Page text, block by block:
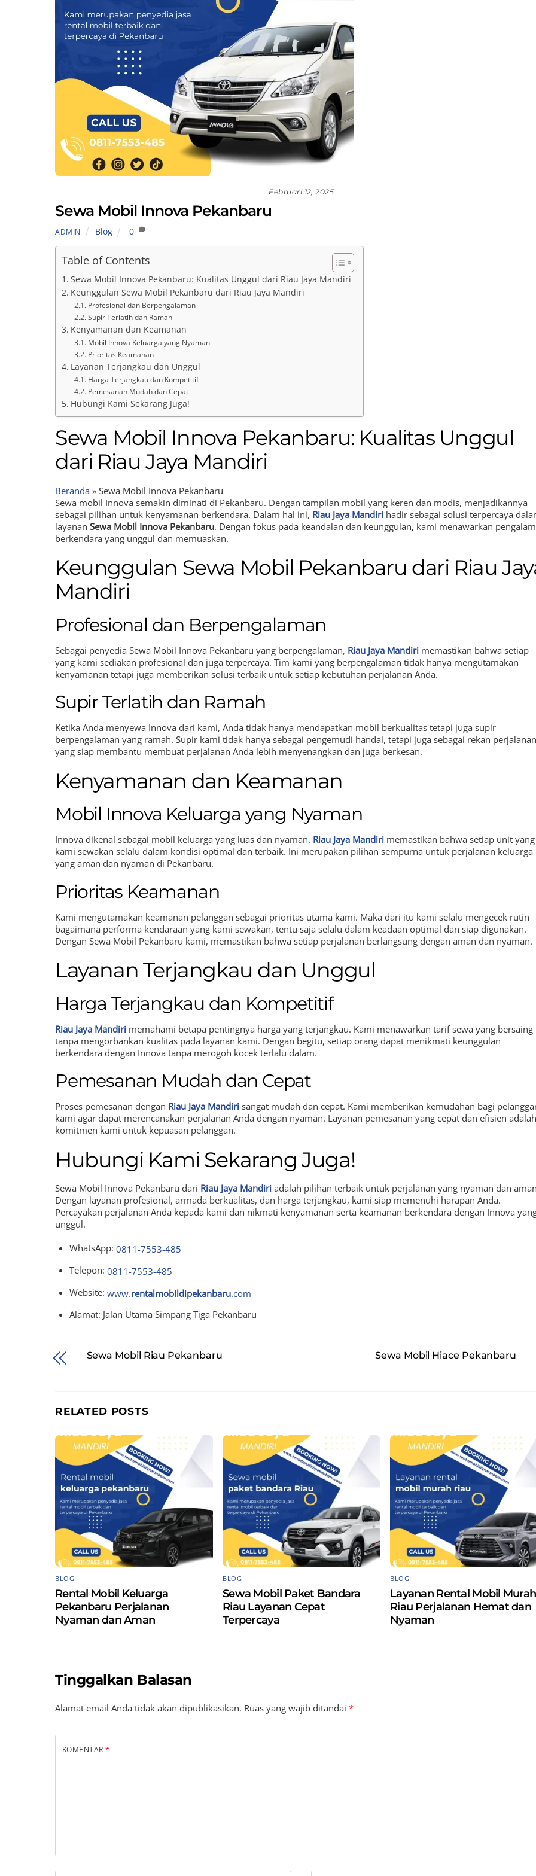
Februari 12, 2025
Sewa Mobil Innova Pekanbaru
ADMIN Blog 0
Table of Contents
Sewa Mobil Innova Pekanbaru: Kualitas Unggul dari Riau Jaya Mandiri
Keunggulan Sewa Mobil Pekanbaru dari Riau Jaya Mandiri
Profesional dan Berpengalaman
Supir Terlatih dan Ramah
Kenyamanan dan Keamanan
Mobil Innova Keluarga yang Nyaman
Prioritas Keamanan
Layanan Terjangkau dan Unggul
Harga Terjangkau dan Kompetitif
Pemesanan Mudah dan Cepat
Hubungi Kami Sekarang Juga!
Sewa Mobil Innova Pekanbaru: Kualitas Unggul
dari Riau Jaya Mandiri
Beranda » Sewa Mobil Innova Pekanbaru
Sewa mobil Innova semakin diminati di Pekanbaru. Dengan tampilan mobil yang keren dan modis, menjadikannya
sebagai pilihan untuk kenyamanan berkendara. Dalam hal ini, Riau Jaya Mandiri hadir sebagai solusi terpercaya
layanan Sewa Mobil Innova Pekanbaru. Dengan fokus pada keandalan dan keunggulan, kami menawarkan
berkendara yang unggul dan memuaskan.
Keunggulan Sewa Mobil Pekanbaru dari Riau
Mandiri
Profesional dan Berpengalaman
Sebagai penyedia Sewa Mobil Innova Pekanbaru yang berpengalaman, Riau Jaya Mandiri memastikan bahwa setiap
yang kami sediakan profesional dan juga terpercaya. Tim kami yang berpengalaman tidak hanya mengutamakan
kenyamanan tetapi juga memberikan solusi terbaik untuk setiap kebutuhan perjalanan Anda.
Supir Terlatih dan Ramah
Ketika Anda menyewa Innova dari kami, Anda tidak hanya mendapatkan mobil berkualitas tetapi juga supir
berpengalaman yang ramah. Supir kami tidak hanya sebagai pengemudi handal, tetapi juga sebagai rekan perjalanan
yang siap membantu membuat perjalanan Anda lebih menyenangkan dan juga berkesan.
Kenyamanan dan Keamanan
Mobil Innova Keluarga yang Nyaman
Innova dikenal sebagai mobil keluarga yang luas dan nyaman. Riau Jaya Mandiri memastikan bahwa setiap unit yang
kami sewakan selalu dalam kondisi optimal dan terbaik. Ini merupakan pilihan sempurna untuk perjalanan keluarga
yang aman dan nyaman di Pekanbaru.
Prioritas Keamanan
Kami mengutamakan keamanan pelanggan sebagai prioritas utama kami. Maka dari itu kami selalu mengecek rutin
bagaimana performa kendaraan yang kami sewakan, tentu saja selalu dalam keadaan optimal dan siap digunakan.
Dengan Sewa Mobil Pekanbaru kami, memastikan bahwa setiap perjalanan berlangsung dengan aman dan nyaman.
Layanan Terjangkau dan Unggul
Harga Terjangkau dan Kompetitif
Riau Jaya Mandiri memahami betapa pentingnya harga yang terjangkau. Kami menawarkan tarif sewa yang bersaing
tanpa mengorbankan kualitas pada layanan kami. Dengan begitu, setiap orang dapat menikmati keunggulan
berkendara dengan Innova tanpa merogoh kocek terlalu dalam.
Pemesanan Mudah dan Cepat
Proses pemesanan dengan Riau Jaya Mandiri sangat mudah dan cepat. Kami memberikan kemudahan bagi
kami agar dapat merencanakan perjalanan Anda dengan nyaman. Layanan pemesanan yang cepat dan efisien adalah
komitmen kami untuk kepuasan pelanggan.
Hubungi Kami Sekarang Juga!
Sewa Mobil Innova Pekanbaru dari Riau Jaya Mandiri adalah pilihan terbaik untuk perjalanan yang nyaman dan
Dengan layanan profesional, armada berkualitas, dan harga terjangkau, kami siap memenuhi harapan Anda.
Percayakan perjalanan Anda kepada kami dan nikmati kenyamanan serta keamanan berkendara dengan Innova
unggul.
WhatsApp: 0811-7553-485
Telepon: 0811-7553-485
Website: www.rentalmobildipekanbaru.com
Alamat: Jalan Utama Simpang Tiga Pekanbaru
Sewa Mobil Riau Pekanbaru Sewa Mobil Hiace Pekanbaru
RELATED POSTS
BLOG
Rental Mobil Keluarga
Pekanbaru Perjalanan
Nyaman dan Aman
BLOG
Sewa Mobil Paket Bandara
Riau Layanan Cepat
Terpercaya
BLOG
Layanan Rental Mobil Murah
Riau Perjalanan Hemat dan
Nyaman
Tinggalkan Balasan
Alamat email Anda tidak akan dipublikasikan. Ruas yang wajib ditandai *
KOMENTAR*